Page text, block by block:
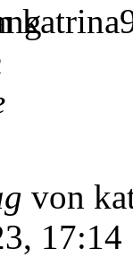
von
17:14